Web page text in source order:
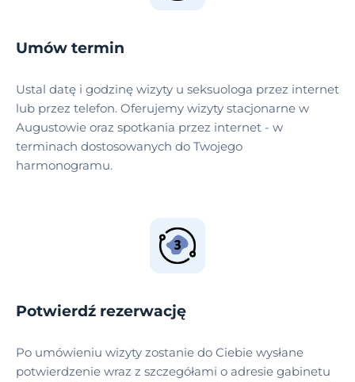
Umów termin
Ustal datę i godzinę wizyty u seksuologa przez internet
lub przez telefon. Oferujemy wizyty stacjonarne w
Augustowie oraz spotkania przez internet - w
terminach dostosowanych do Twojego
harmonogramu.
Potwierdź rezerwację
Po umówieniu wizyty zostanie do Ciebie wysłane
potwierdzenie wraz z szczegółami o adresie gabinetu